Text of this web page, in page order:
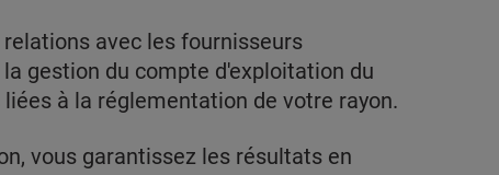
avec les fournisseurs
gestion du compte d'exploitation du
à la réglementation de votre rayon.
vous garantissez les résultats en